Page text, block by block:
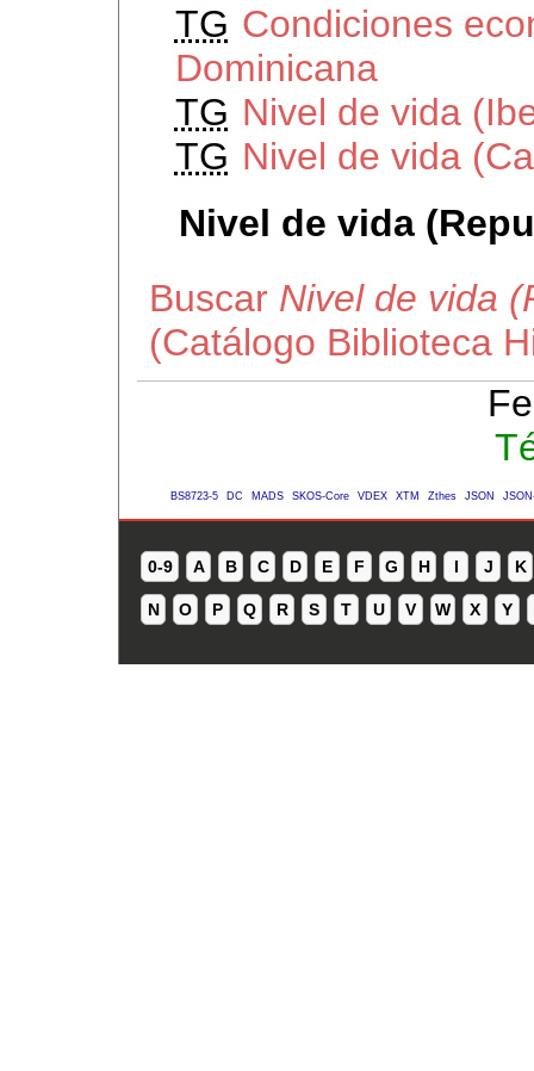
TG Condiciones
Dominicana
TG Nivel de vida
TG Nivel de vida
Nivel de vida
Buscar Nivel de vida
(Catálogo Biblioteca
BS8723-5 DC MADS SKOS-Core VDEX XTM Zthes JSON
0-9 A B C D E F G H I J K
N O P Q R S T U V W X Y